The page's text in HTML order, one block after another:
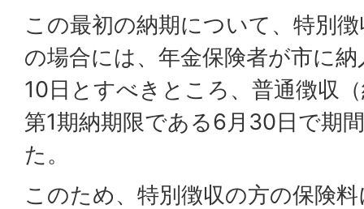
この最初の納期について、特別
の場合には、年金保険者が市に
10日とすべきところ、普通徴収
第1期納期限である6月30日で期
た。
このため、特別徴収の方の保険